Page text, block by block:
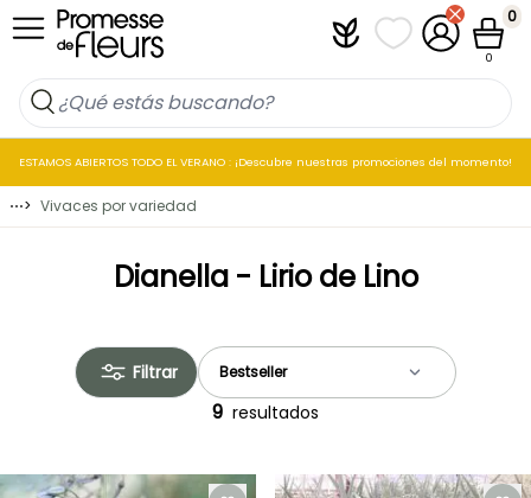
Ir al contenido PlantfitMis listas de
Mi cuenta
Cesta
0
0
ESTAMOS ABIERTOS TODO EL VERANO : ¡Descubre nuestras promociones del momento!
⋯> Vivaces por variedad
Dianella - Lirio de Lino
Filtrar
9 resultados